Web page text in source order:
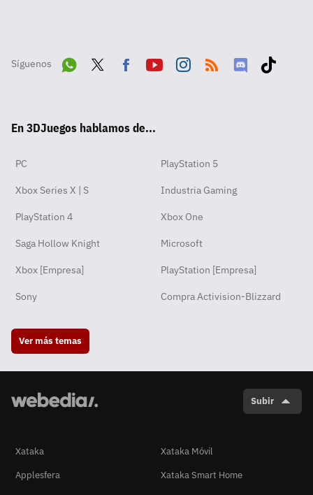
Síguenos
pp
ok
En 3DJuegos hablamos de...
PC PlayStation 5
Xbox Series X | S Industria Gaming
PlayStation 4 Xbox One
Saga Hollow Knight Microsoft
Xbox [Empresa] PlayStation [Empresa]
Sony Compra Activision-Blizzard
Ver más temas
Subir
Xataka
Xataka Móvil
Applesfera
Xataka Smart Home